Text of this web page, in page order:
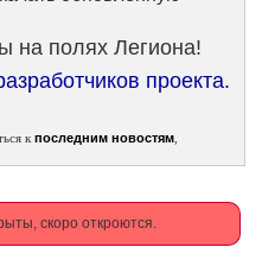
полях Легиона!
pozdravok.ru/pozdravleniya/
проекта.
к последним новостям,
скоро откроются.